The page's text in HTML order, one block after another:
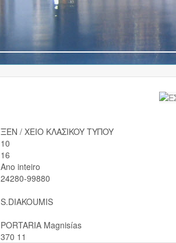
ΞEN / XEIO KΛAΣIKOY TYΠOY
10
16
Ano inteiro
24280-99880
S.DIAKOUMIS
PORTARIA Magnisías
370 11